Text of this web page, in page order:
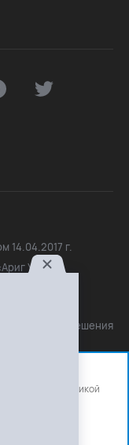
14.04.2017 г.
Ус»,
разрешения
ссылка на
аналитики.
с нашей
политикой